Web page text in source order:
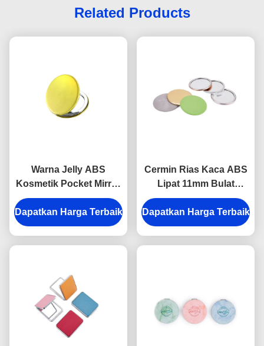
Related Products
Warna Jelly ABS
Kosmetik Pocket Mirror
Debossing 10mm Tebal
Cermin Tangan Kecil
Dapatkan Harga Terbaik
Cermin Rias Kaca ABS
Lipat 11mm Bulat
Compact Mirror Logo
Kulit PU
Dapatkan Harga Terbaik